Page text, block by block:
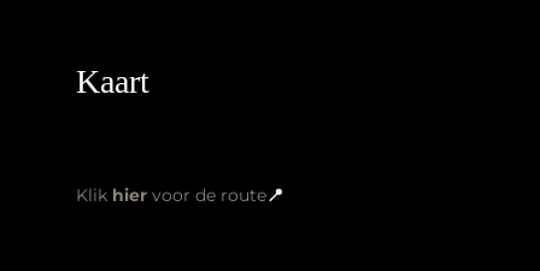
Kaart
Klik hiervoor de route📍